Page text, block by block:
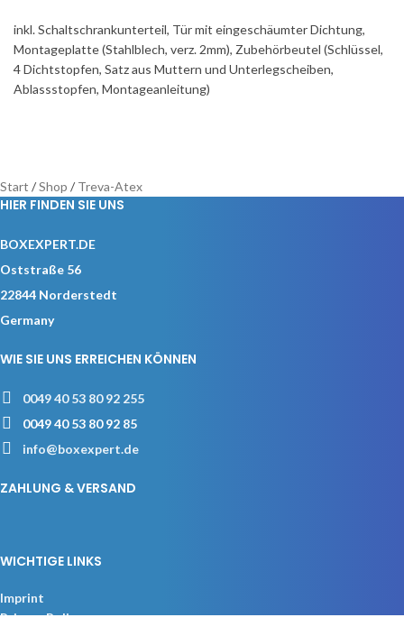
inkl. Schaltschrankunterteil, Tür mit eingeschäumter Dichtung,
Montageplatte (Stahlblech, verz. 2mm), Zubehörbeutel (Schlüssel,
4 Dichtstopfen, Satz aus Muttern und Unterlegscheiben,
Ablassstopfen, Montageanleitung)
Start /Shop / Treva-Atex
HIER FINDEN SIE UNS
BOXEXPERT.DE
Oststraße 56
22844 Norderstedt
Germany
WIE SIE UNS ERREICHEN KÖNNEN
0049 40 53 80 92 255
0049 40 53 80 92 85
info@boxexpert.de
ZAHLUNG & VERSAND
WICHTIGE LINKS
Imprint
Privacy Policy